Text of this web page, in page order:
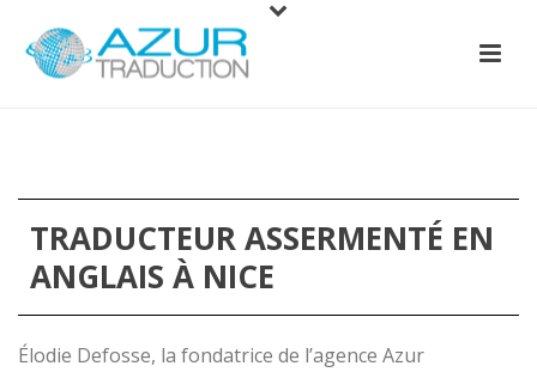
TRADUCTEUR ASSERMENTÉ EN
ANGLAIS À NICE
Élodie Defosse, la fondatrice de l’agence Azur